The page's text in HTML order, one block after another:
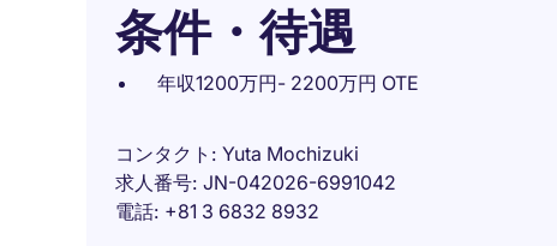
条件・待遇
年収1200万円- 2200万円 OTE
コンタクト
Yuta Mochizuki
求人番号 JN-042026-6991042
電話 +81 3 6832 8932